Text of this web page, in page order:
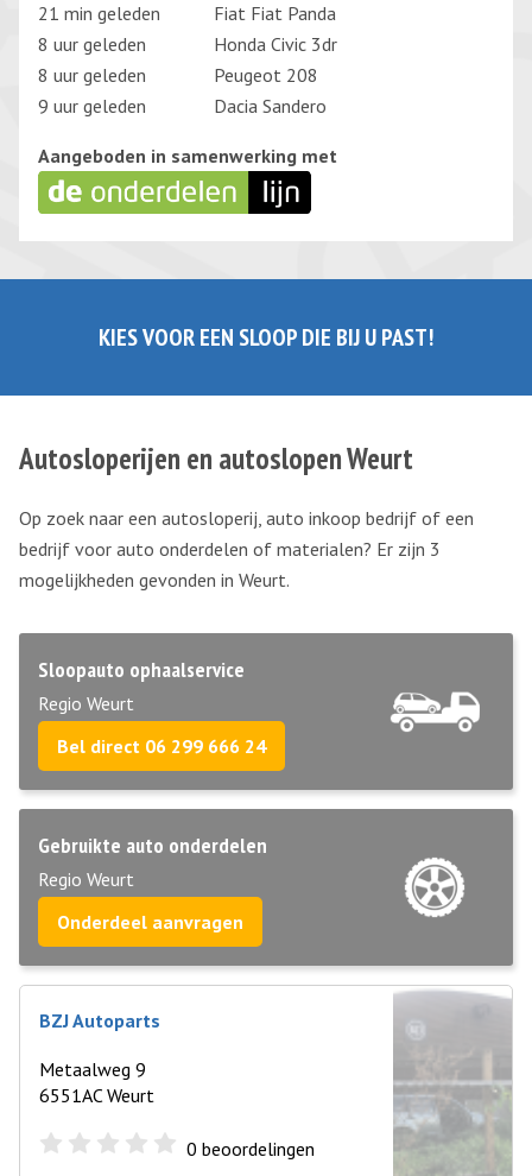
21 min geleden
Fiat Fiat Panda
8 uur geleden
Honda Civic 3dr
8 uur geleden
Peugeot 208
9 uur geleden
Dacia Sandero
Aangeboden in samenwerking met
KIES VOOR EEN SLOOP DIE BIJ U PAST!
Autosloperijen en autoslopen Weurt
Op zoek naar een autosloperij, auto inkoop bedrijf of een
bedrijf voor auto onderdelen of materialen? Er zijn 3
mogelijkheden gevonden in Weurt.
Sloopauto ophaalservice
Regio Weurt
Bel direct 06 299 666 24
Gebruikte auto onderdelen
Regio Weurt
Onderdeel aanvragen
BZJ Autoparts
Metaalweg 9
6551AC Weurt
0 beoordelingen